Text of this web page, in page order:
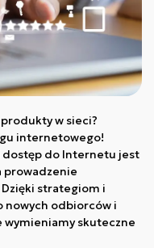
w sieci?
internetowego!
dostęp do Internetu jest
prowadzenie
strategiom i
nowych odbiorców i
wymieniamy skuteczne